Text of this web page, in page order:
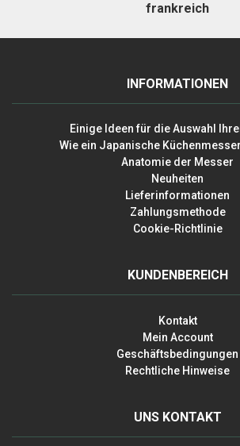
frankreich
INFORMATIONEN
Einige Ideen für die Auswahl
Wie ein Japanische
Anatomie der Messer
Neuheiten
Lieferinformationen
Zahlungsmethode
Cookie-Richtlinie
KUNDENBEREICH
Kontakt
Mein Account
Geschäftsbedingungen
Rechtliche Hinweise
UNS KONTAKT